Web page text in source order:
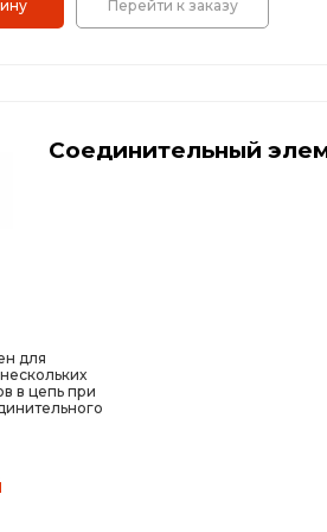
Перейти к заказу
Соединительный
для
в цепь при